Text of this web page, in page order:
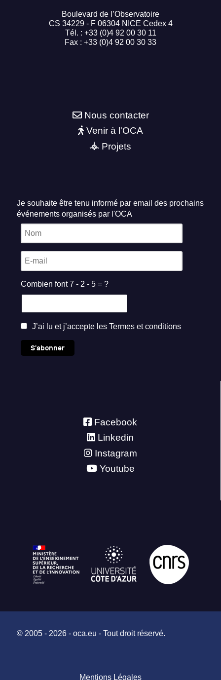
Boulevard de l’Observatoire
CS 34229 - F 06304 NICE Cedex 4
Tél. : +33 (0)4 92 00 30 11
Fax : +33 (0)4 92 00 30 33
Nous contacter
Venir à l'OCA
Projets
Je souhaite être tenu informé par email des prochains
événements organisés par l'OCA
Combien font 7 - 2 - 5 = ?
J’ai lu et j’accepte les Termes et conditions
S'abonner
Facebook
Linkedin
Instagram
Youtube
© 2005 - 2026 - oca.eu - Tout droit réservé.
Mentions Légales